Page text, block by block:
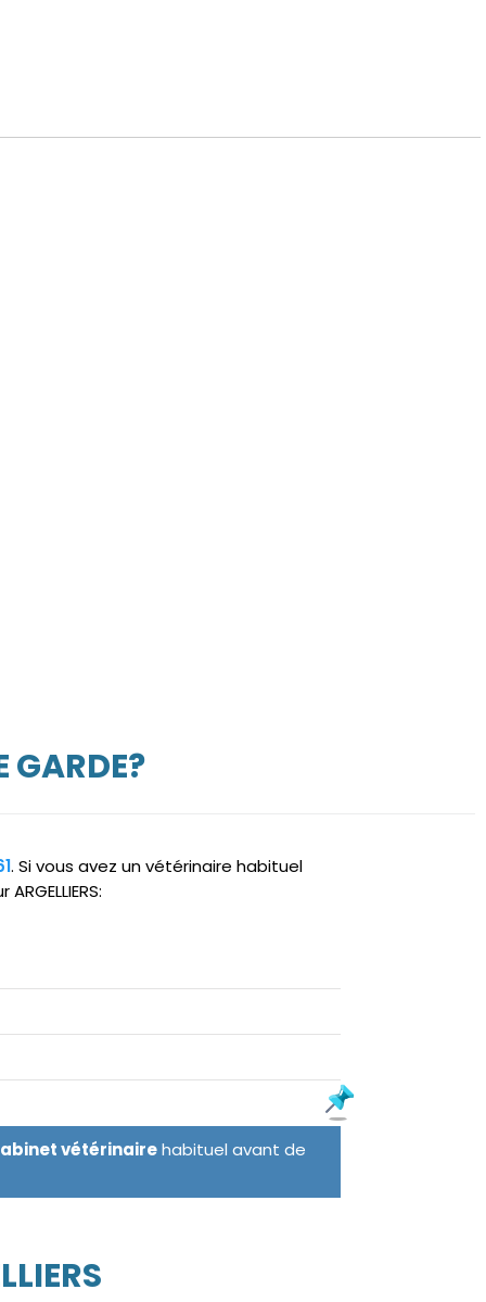
GARDE?
. Si vous avez un vétérinaire habituel
vétérinairehabituel avant de